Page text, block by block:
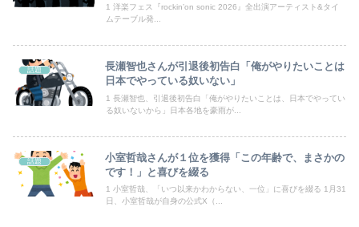
【画像】田中みな実さんの妊娠後の胸がヤバいことになってる
【投資の闇】「銀行なら安心」と思って買った投資信託、11年後に確認した結果……
【動画】仲間に花火を水平撃ちしようとして障害を負ったかもしれない事故。
1 洋楽フェス『rockinʼon sonic 2026』全出演アーティスト&タイ
ムテーブル発...
話題
長瀬智也さんが引退後初告白「俺がやりたいことは
日本でやっている奴いない」
1 長瀬智也、引退後初告白「俺がやりたいことは、日本でやってい
る奴いないから」日本各地を豪雨が...
話題
小室哲哉さんが１位を獲得「この年齢で、まさかの
です！」と喜びを綴る
1 小室哲哉、「いつ以来かわからない、一位」に喜びを綴る 1月31
日、小室哲哉が自身の公式X（...